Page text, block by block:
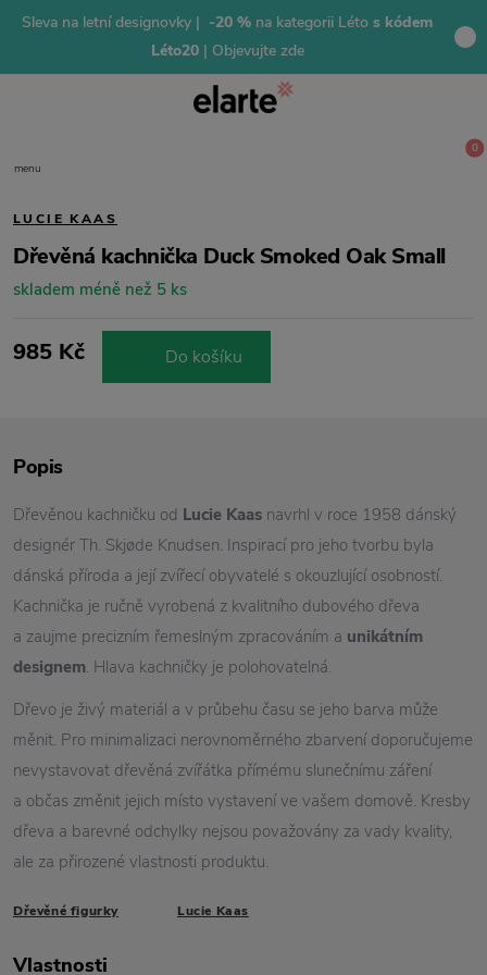
Sleva na letní designovky | -20 % na kategorii Léto s kódem
Léto20 | Objevujte zde
menu
0
LUCIE KAAS
Dřevěná kachnička Duck Smoked Oak Small
skladem méně než 5 ks
985 Kč Do košíku
Popis
Dřevěnou kachničku od Lucie Kaas navrhl v roce 1958 dánský
designér Th. Skjøde Knudsen. Inspirací pro jeho tvorbu byla
dánská příroda a její zvířecí obyvatelé s okouzlující osobností.
Kachnička je ručně vyrobená z kvalitního dubového dřeva
a zaujme precizním řemeslným zpracováním a unikátním
designem. Hlava kachničky je polohovatelná.
Dřevo je živý materiál a v průbehu času se jeho barva může
měnit. Pro minimalizaci nerovnoměrného zbarvení doporučujeme
nevystavovat dřevěná zvířátka přímému slunečnímu záření
a občas změnit jejich místo vystavení ve vašem domově. Kresby
dřeva a barevné odchylky nejsou považovány za vady kvality,
ale za přirozené vlastnosti produktu.
Dřevěné figurky Lucie Kaas
Vlastnosti